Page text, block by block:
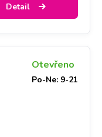
Detail
Otevřeno
Po-Ne: 9-21